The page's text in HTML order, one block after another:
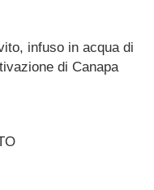
infuso in acqua di
di Canapa